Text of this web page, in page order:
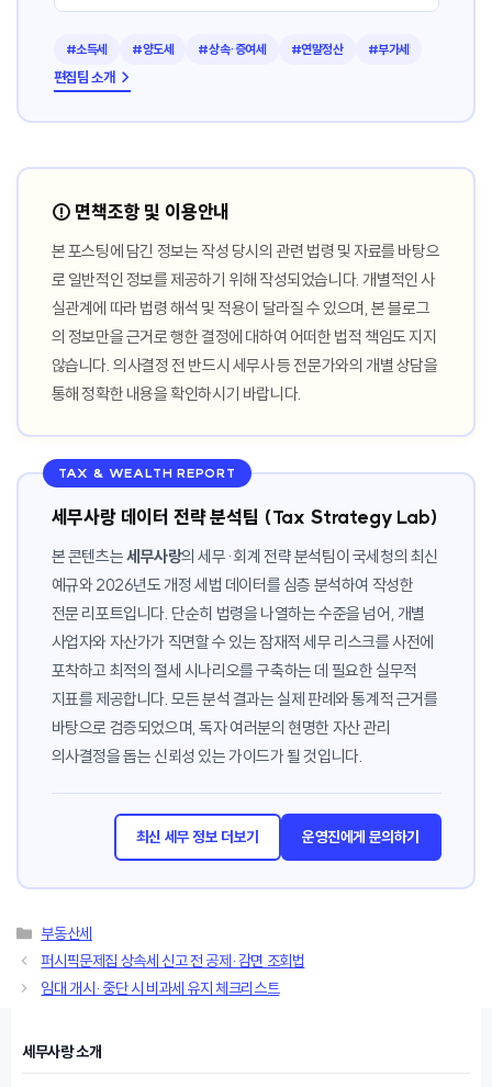
#소득세 #양도세 #상속·증여세 #연말정산 #부가세
편집팀 소개 →
⚠️ 면책조항 및 이용안내
본 포스팅에 담긴 정보는 작성 당시의 관련 법령 및 자료를 바탕으
로 일반적인 정보를 제공하기 위해 작성되었습니다. 개별적인 사
실관계에 따라 법령 해석 및 적용이 달라질 수 있으며, 본 블로그
의 정보만을 근거로 행한 결정에 대하여 어떠한 법적 책임도 지지
않습니다. 의사결정 전 반드시 세무사 등 전문가와의 개별 상담을
통해 정확한 내용을 확인하시기 바랍니다.
TAX & WEALTH REPORT
세무사랑 데이터 전략 분석팀 (Tax Strategy Lab)
본 콘텐츠는세무사랑의 세무·회계 전략 분석팀이 국세청의 최신
예규와 2026년도 개정 세법 데이터를 심층 분석하여 작성한
전문 리포트입니다. 단순히 법령을 나열하는 수준을 넘어, 개별
사업자와 자산가가 직면할 수 있는 잠재적 세무 리스크를 사전에
포착하고 최적의 절세 시나리오를 구축하는 데 필요한 실무적
지표를 제공합니다. 모든 분석 결과는 실제 판례와 통계적 근거를
바탕으로 검증되었으며, 독자 여러분의 현명한 자산 관리
의사결정을 돕는 신뢰성 있는 가이드가 될 것입니다.
최신 세무 정보 더보기 운영진에게 문의하기
카
테
고
리
부동산세
퍼시픽문제집 상속세 신고 전 공제·감면 조회법
임대 개시·중단 시 비과세 유지 체크리스트
세무사랑 소개